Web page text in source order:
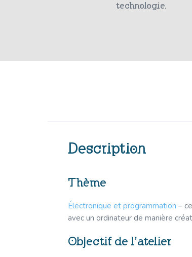
technologie.
Description
Thème
Électronique et programmation –
avec un ordinateur de manière
Objectif de l’atelier